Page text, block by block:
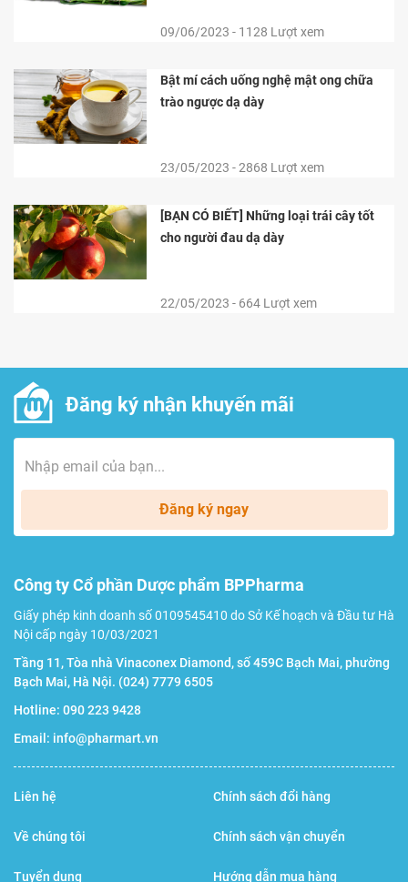
09/06/2023 - 1128 Lượt xem
Bật mí cách uống nghệ mật ong chữa
trào ngược dạ dày
23/05/2023 - 2868 Lượt xem
[BẠN CÓ BIẾT] Những loại trái cây tốt
cho người đau dạ dày
22/05/2023 - 664 Lượt xem
Đăng ký nhận khuyến mãi
Đăng ký ngay
Công ty Cổ phần Dược phẩm BPPharma
Giấy phép kinh doanh số 0109545410 do Sở Kế hoạch và Đầu tư Hà
Nội cấp ngày 10/03/2021
Tầng 11, Tòa nhà Vinaconex Diamond, số 459C Bạch Mai, phường
Bạch Mai, Hà Nội. (024) 7779 6505
Hotline: 090 223 9428
Email: info@pharmart.vn
Liên hệ
Về chúng tôi
Tuyển dụng
Chính sách đổi hàng
Chính sách vận chuyển
Hướng dẫn mua hàng